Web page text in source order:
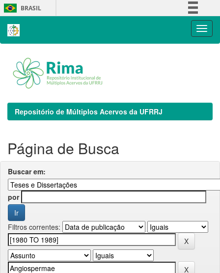
Skip
navigation
BRASIL
Repositório de Múltiplos Acervos da UFRRJ
Página de Busca
Buscar em:
por
Filtros correntes: